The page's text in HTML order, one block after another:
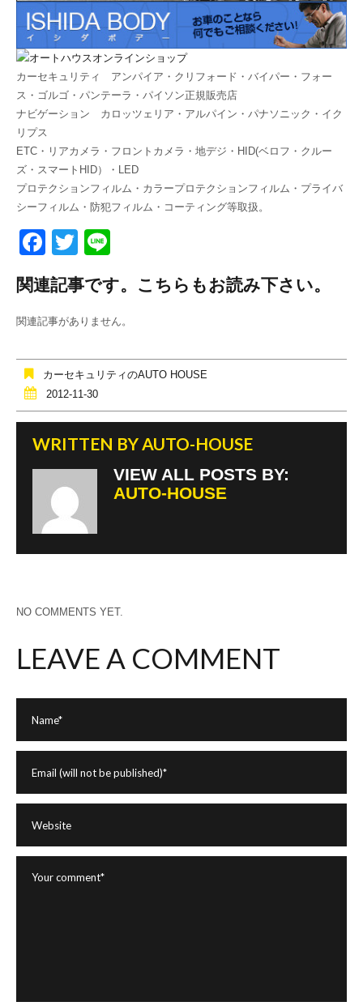
カーセキュリティ アンパイア・クリフォード・バイパー・フォー
ス・ゴルゴ・パンテーラ・パイソン正規販売店
ナビゲーション カロッツェリア・アルパイン・パナソニック・イク
リプス
ETC・リアカメラ・フロントカメラ・地デジ・HID(ベロフ・クルー
ズ・スマートHID）・LED
プロテクションフィルム・カラープロテクションフィルム・プライバ
シーフィルム・防犯フィルム・コーティング等取扱。
F
a
c
e
o
o
k
T
tt
er
e
関連記事です。こちらもお読み下さい。
関連記事がありません。
カーセキュリティのAUTO HOUSE
2012-11-30
WRITTEN BYAUTO-HOUSE
VIEW ALL POSTS BY:
AUTO-HOUSE
NO COMMENTS YET.
LEAVE A COMMENT